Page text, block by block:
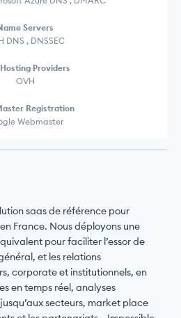
Servers
DNS , DNSSEC
Providers
OVH
Registration
Webmaster
saas de référence pour
France. Nous déployons une
pour faciliter l’essor de
et les relations
corporate et institutionnels, en
en temps réel, analyses
secteurs, market place